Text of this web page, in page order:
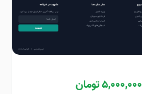
5,000,000 تومان